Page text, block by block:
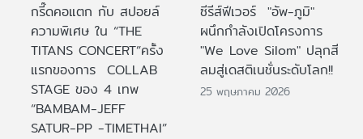
กรี๊ดคอแตก กับ สปอยล์
ความพิเศษ ใน “THE
TITANS CONCERT”ครั้ง
แรกของการ COLLAB
STAGE ของ 4 เทพ
“BAMBAM-JEFF
SATUR-PP -TIMETHAI”
ซีรีส์ฟีเวอร์ "อัพ-ภูมิ"
ผนึกกำลังเปิดโครงการ
"We Love Silom" ปลุกสี
ลมสู่เดสติเนชั่นระดับโลก!!
25 พฤษภาคม 2026